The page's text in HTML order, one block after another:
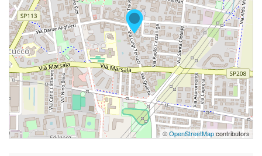
©OpenStreetMapcontributors